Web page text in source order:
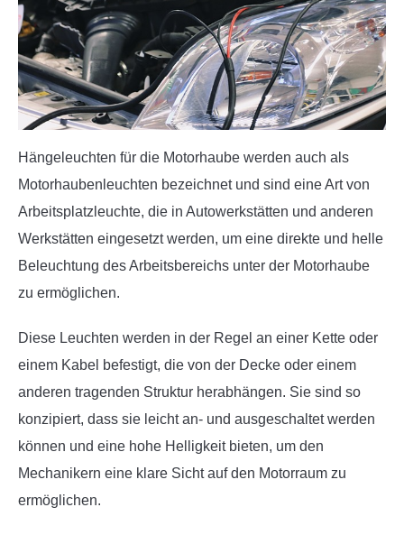
Hängeleuchten für die Motorhaube werden auch als
Motorhaubenleuchten bezeichnet und sind eine Art von
Arbeitsplatzleuchte, die in Autowerkstätten und anderen
Werkstätten eingesetzt werden, um eine direkte und helle
Beleuchtung des Arbeitsbereichs unter der Motorhaube
zu ermöglichen.
Diese Leuchten werden in der Regel an einer Kette oder
einem Kabel befestigt, die von der Decke oder einem
anderen tragenden Struktur herabhängen. Sie sind so
konzipiert, dass sie leicht an- und ausgeschaltet werden
können und eine hohe Helligkeit bieten, um den
Mechanikern eine klare Sicht auf den Motorraum zu
ermöglichen.